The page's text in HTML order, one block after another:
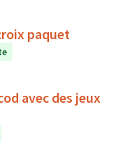
paquet
avec des jeux